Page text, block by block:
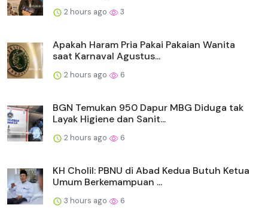
2 hours ago 3
Apakah Haram Pria Pakai Pakaian Wanita
saat Karnaval Agustus...
2 hours ago 6
BGN Temukan 950 Dapur MBG Diduga tak
Layak Higiene dan Sanit...
2 hours ago 6
KH Cholil: PBNU di Abad Kedua Butuh Ketua
Umum Berkemampuan ...
3 hours ago 6